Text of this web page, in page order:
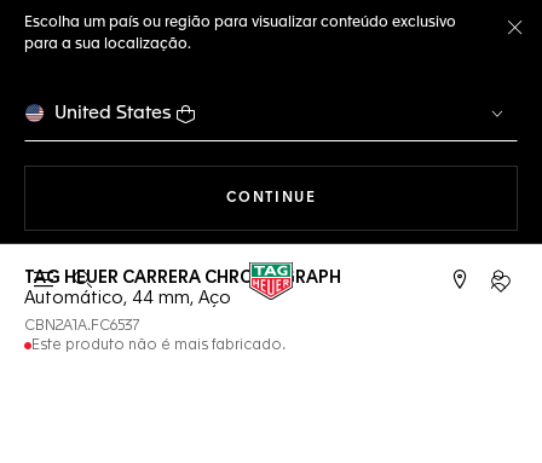
Escolha um país ou região para visualizar conteúdo exclusivo
para a sua localização.
United States
CONTINUE
Abrir a busca Conta
TAG HEUER CARRERA CHRONOGRAPH
Automático, 44 mm, Aço
CBN2A1A.FC6537
Este produto não é mais fabricado.